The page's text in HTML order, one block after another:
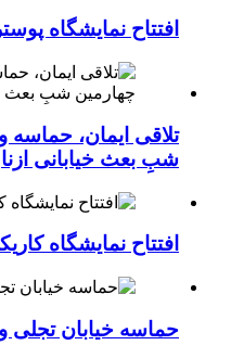
افتتاح نمایشگاه
تلاقی ایمان، حماسه
شبِ بعث خیابانی ازنا
افتتاح نمایشگاه
حماسه خیابان تجلی